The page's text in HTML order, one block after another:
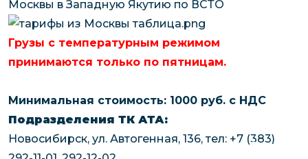
чартерных
Доставка
Москвы в Западную Якутию по ВСТО
Грузы с температурным режимом
принимаются только по пятницам.
Минимальная стоимость: 1000 руб. с НДС
Подразделения ТК АТА:
Новосибирск, ул. Автогенная, 136, тел: +7 (383)